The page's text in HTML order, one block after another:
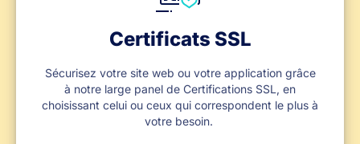
Certificats SSL
Sécurisez votre site web ou votre application grâce
à notre large panel de Certifications SSL, en
choisissant celui ou ceux qui correspondent le plus à
votre besoin.